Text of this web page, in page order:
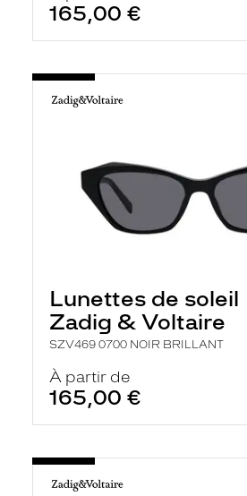
165,00 €
Lunettes de soleil
Zadig & Voltaire
SZV469 0700 NOIR BRILLANT
À partir de
165,00 €